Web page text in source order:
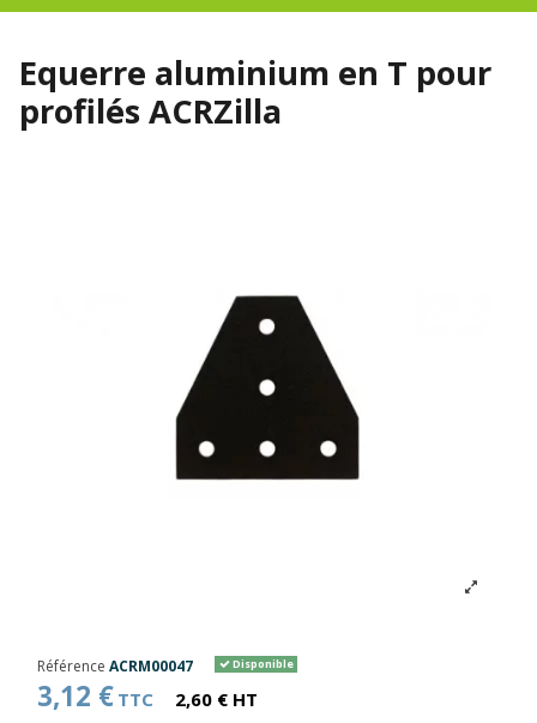
Equerre aluminium en T pour
profilés ACRZilla
Référence ACRM00047 Disponible
3,12 € TTC 2,60 € HT